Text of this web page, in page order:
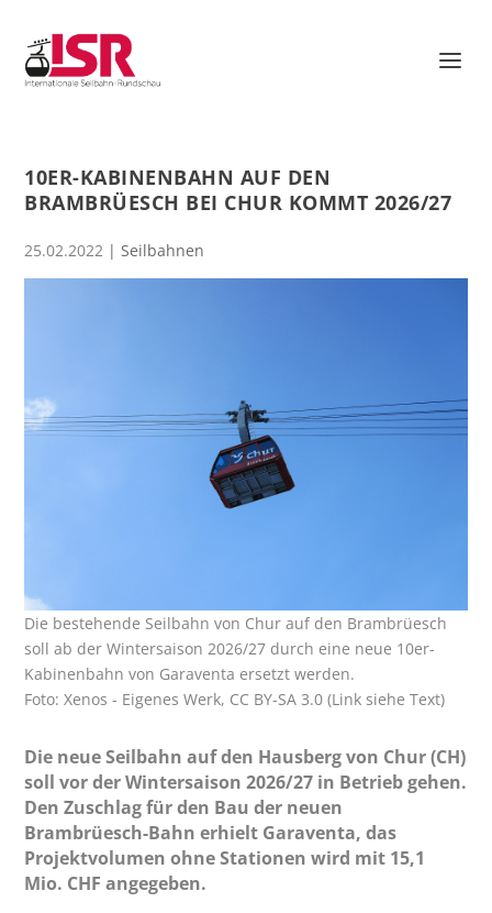
10ER-KABINENBAHN AUF DEN
BRAMBRÜESCH BEI CHUR KOMMT 2026/27
25.02.2022 |Seilbahnen
Die bestehende Seilbahn von Chur auf den Brambrüesch
soll ab der Wintersaison 2026/27 durch eine neue 10er-
Kabinenbahn von Garaventa ersetzt werden.
Foto: Xenos - Eigenes Werk, CC BY-SA 3.0 (Link siehe Text)
Die neue Seilbahn auf den Hausberg von Chur (CH)
soll vor der Wintersaison 2026/27 in Betrieb gehen.
Den Zuschlag für den Bau der neuen
Brambrüesch-Bahn erhielt Garaventa, das
Projektvolumen ohne Stationen wird mit 15,1
Mio. CHF angegeben.